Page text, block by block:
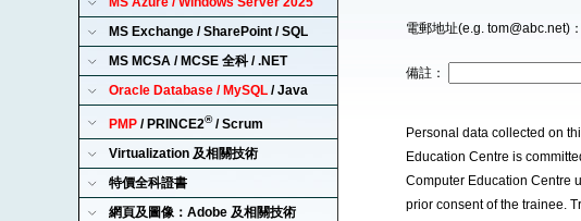
MS Exchange / SharePoint / SQL
MS MCSA / MCSE 全科 / .NET
Oracle Database / MySQL / Java
PMP / PRINCE2®/ Scrum
Virtualization 及相關技術
特價全科證書
網頁及圖像：Adobe 及相關技術
電郵地址(e.g. tom@abc.net)：
備註：
Personal data collected on
Education Centre is
Computer Education Centre
prior consent of the trainee.